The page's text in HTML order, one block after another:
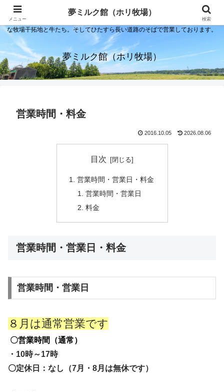
夢ミルク館！それは石川の金沢の隣にある内灘町にあるソフトクリーム屋で
す。日本海のすぐそばで展開する当店は、まるで小京都ならぬ小北海道のよう
な牧場干拓地と牛たち。そしてひたすら長い道路のそばで営業しております。
夢ミルク館（ホリ牧場）
営業時間・料金
2016.10.05 2026.08.06
目次
営業時間・営業日・料金
営業時間・営業日
料金
営業時間・営業日・料金
営業時間・営業日
８月は通常営業です
〇営業時間（通常）
・10時～17時
〇定休日：なし（7月・8月は無休です）
メニュー
夢ミルク館（ホリ牧場）
検索